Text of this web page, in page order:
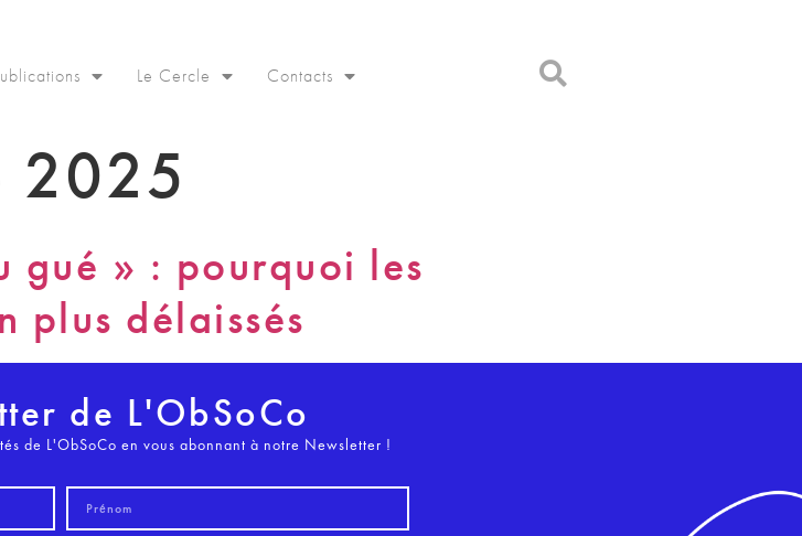
Le Cercle Contacts
2025
gué » : pourquoi les
plus délaissés
de L'ObSoCo
de L'ObSoCo en vous abonnant à notre Newsletter !